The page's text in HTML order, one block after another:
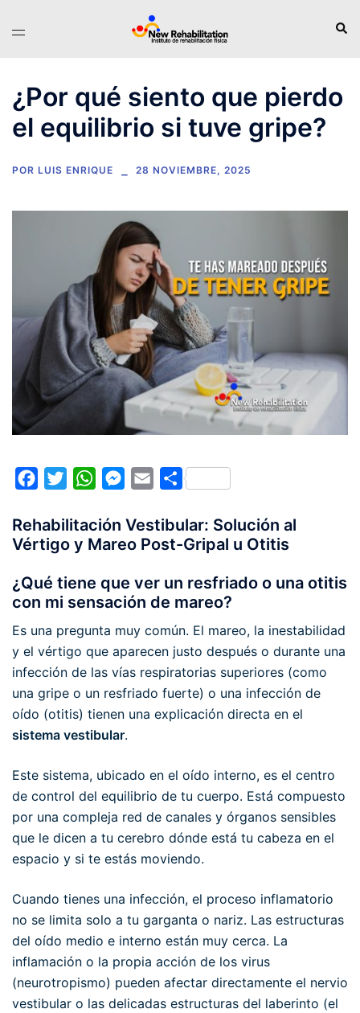
Alternar
¿Por qué siento que pierdo
el equilibrio si tuve gripe?
POR LUIS ENRIQUE 28 NOVIEMBRE, 2025
FacebookTwitterWhatsAppMessenger
EmailCompartir
Rehabilitación Vestibular: Solución al
Vértigo y Mareo Post-Gripal u Otitis
¿Qué tiene que ver un resfriado o una otitis
con mi sensación de mareo?
Es una pregunta muy común. El mareo, la inestabilidad
y el vértigo que aparecen justo después o durante una
infección de las vías respiratorias superiores (como
una gripe o un resfriado fuerte) o una infección de
oído (otitis) tienen una explicación directa en el
sistema vestibular.
Este sistema, ubicado en el oído interno, es el centro
de control del equilibrio de tu cuerpo. Está compuesto
por una compleja red de canales y órganos sensibles
que le dicen a tu cerebro dónde está tu cabeza en el
espacio y si te estás moviendo.
Cuando tienes una infección, el proceso inflamatorio
no se limita solo a tu garganta o nariz. Las estructuras
del oído medio e interno están muy cerca. La
inflamación o la propia acción de los virus
(neurotropismo) pueden afectar directamente el nervio
vestibular o las delicadas estructuras del laberinto (el